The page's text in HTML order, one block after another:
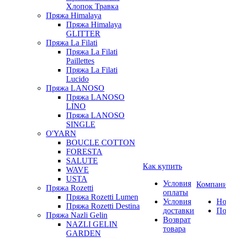
Хлопок Травка
Пряжа Himalaya
Пряжа Himalaya
GLITTER
Пряжа La Filati
Пряжа La Filati
Paillettes
Пряжа La Filati
Lucido
Пряжа LANOSO
Пряжа LANOSO
LINO
Пряжа LANOSO
SINGLE
O'YARN
BOUCLE COTTON
FORESTA
SALUTE
WAVE
USTA
Пряжа Rozetti
Пряжа Rozetti Lumen
Пряжа Rozetti Destina
Пряжа Nazli Gelin
NAZLI GELIN
GARDEN
Как купить
Условия
оплаты
Условия
доставки
Возврат
товара